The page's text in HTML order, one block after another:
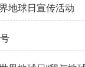
地球日宣传活动